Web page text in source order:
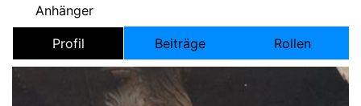
Anhänger
Profil Beiträge Rollen